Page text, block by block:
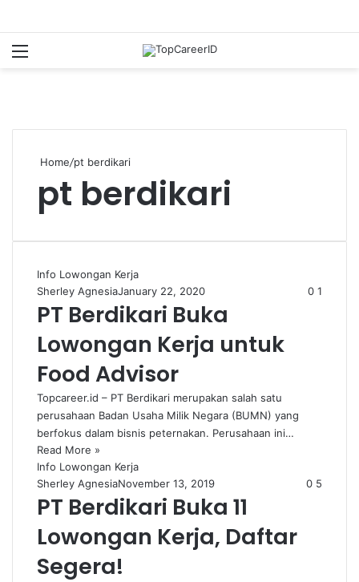
Home/pt berdikari
pt berdikari
Info Lowongan Kerja
Sherley AgnesiaJanuary 22, 2020 0 1
PT Berdikari Buka
Lowongan Kerja untuk
Food Advisor
Topcareer.id – PT Berdikari merupakan salah satu
perusahaan Badan Usaha Milik Negara (BUMN) yang
berfokus dalam bisnis peternakan. Perusahaan ini…
Read More »
Info Lowongan Kerja
Sherley AgnesiaNovember 13, 2019 0 5
PT Berdikari Buka 11
Lowongan Kerja, Daftar
Segera!